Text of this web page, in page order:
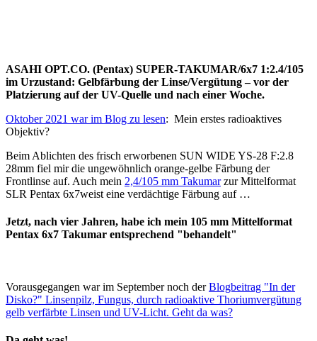
ASAHI OPT.CO. (Pentax) SUPER-TAKUMAR/6x7 1:2.4/105
im Urzustand: Gelbfärbung der Linse/Vergütung – vor der
Platzierung auf der UV-Quelle und nach einer Woche.
Oktober 2021 war im Blog zu lesen: Mein erstes radioaktives
Objektiv?
Beim Ablichten des frisch erworbenen SUN WIDE YS-28 F:2.8
28mm fiel mir die ungewöhnlich orange-gelbe Färbung der
Frontlinse auf. Auch mein 2,4/105 mm Takumarzur Mittelformat
SLR Pentax 6x7weist eine verdächtige Färbung auf …
Jetzt, nach vier Jahren, habe ich mein 105 mm Mittelformat
Pentax 6x7 Takumar entsprechend "behandelt"
Vorausgegangen war im September noch derBlogbeitrag "In der
Disko?" Linsenpilz, Fungus, durch radioaktive Thoriumvergütung
gelb verfärbte Linsen und UV-Licht. Geht da was?